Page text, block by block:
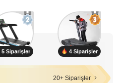
5 Siparişler 4 Siparişler
20+ Siparişler